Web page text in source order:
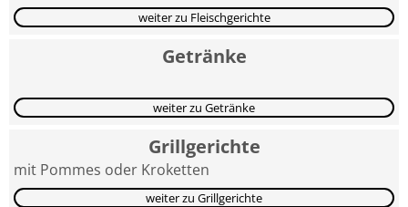
weiter zu Fleischgerichte
Getränke
weiter zu Getränke
Grillgerichte
mit Pommes oder Kroketten
weiter zu Grillgerichte